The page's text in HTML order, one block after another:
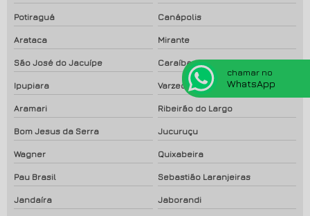
Potiraguá Canápolis
Arataca Mirante
São José do Jacuípe Caraíbas
Ipupiara Varzedo
Aramari Ribeirão do Largo
Bom Jesus da Serra Jucuruçu
Wagner Quixabeira
Pau Brasil Sebastião Laranjeiras
Jandaíra Jaborandi
chamar no
WhatsApp